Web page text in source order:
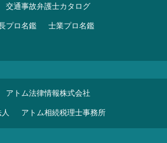
交通事故弁護士カタログ
プロ名鑑 士業プロ名鑑
アトム法律情報株式会社
アトム相続税理士事務所